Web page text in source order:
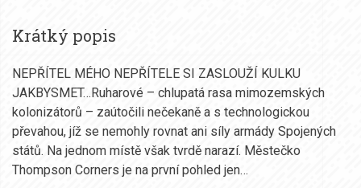
Krátký popis
NEPŘÍTEL MÉHO NEPŘÍTELE SI ZASLOUŽÍ KULKU
JAKBYSMET…Ruharové – chlupatá rasa mimozemských
kolonizátorů – zaútočili nečekaně a s technologickou
převahou, jíž se nemohly rovnat ani síly armády Spojených
států. Na jednom místě však tvrdě narazí. Městečko
Thompson Corners je na první pohled jen…